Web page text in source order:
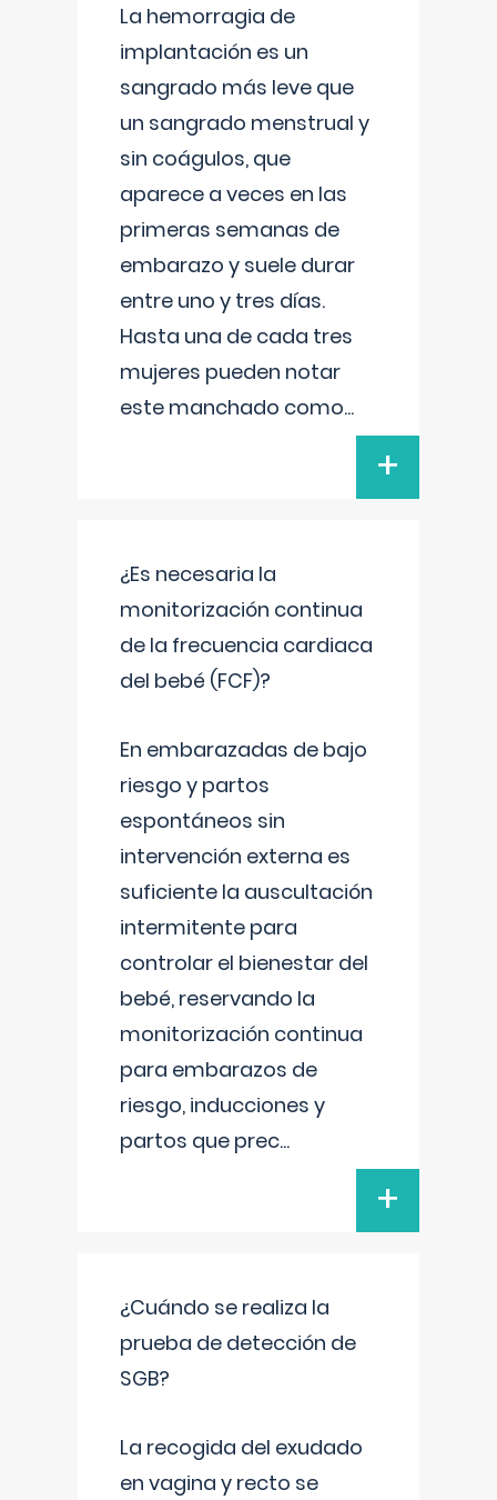
La hemorragia de
implantación es un
sangrado más leve que
un sangrado menstrual y
sin coágulos, que
aparece a veces en las
primeras semanas de
embarazo y suele durar
entre uno y tres días.
Hasta una de cada tres
mujeres pueden notar
este manchado como...
+
¿Es necesaria la
monitorización continua
de la frecuencia cardiaca
del bebé (FCF)?
En embarazadas de bajo
riesgo y partos
espontáneos sin
intervención externa es
suficiente la auscultación
intermitente para
controlar el bienestar del
bebé, reservando la
monitorización continua
para embarazos de
riesgo, inducciones y
partos que prec...
+
¿Cuándo se realiza la
prueba de detección de
SGB?
La recogida del exudado
en vagina y recto se